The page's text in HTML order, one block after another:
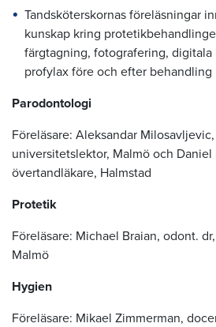
Tandsköterskornas föreläsningar
kunskap kring
färgtagning, fotografering, digitala
profylax före och efter behandling
Parodontologi
Föreläsare: Aleksandar
universitetslektor, Malmö och Daniel
övertandläkare, Halmstad
Protetik
Föreläsare: Michael Braian, odont.
Malmö
Hygien
Föreläsare: Mikael Zimmerman,